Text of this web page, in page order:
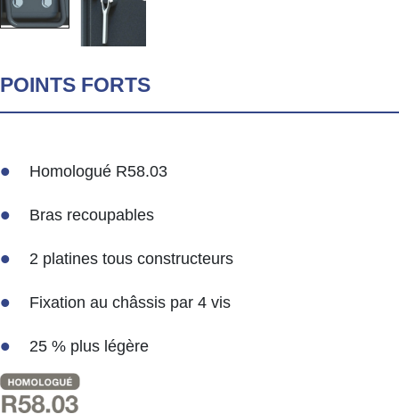
POINTS FORTS
Homologué R58.03
Bras recoupables
2 platines tous constructeurs
Fixation au châssis par 4 vis
25 % plus légère